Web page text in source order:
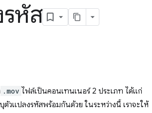
หัส
.mov ไฟล์เป็นคอนเทนเนอร์ 2 ประเภท ได้แก่
แปลงรหัสพร้อมกันด้วย ในระหว่างนี้ เราจะให้